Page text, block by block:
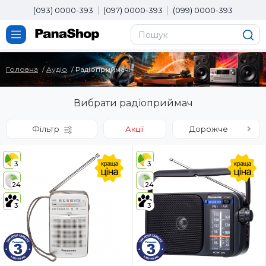
(093) 0000-393 (097) 0000-393 (099) 0000-393
Головна Аудіо Радіоприймачі
Вибрати радіоприймач
Фільтр Акції Дорожче
3
24
3
3
24
3